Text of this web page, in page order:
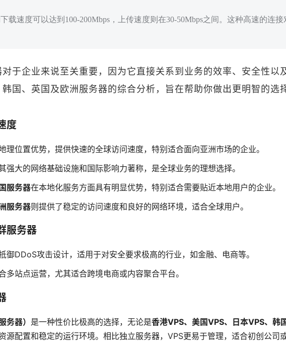
载速度可以达到100-200Mbps，上传速度则在30-50Mbps之间。这种高速的连
于企业来说至关重要，因为它直接关系到业务的效率、安全性以
国、英国及欧洲服务器的综合分析，旨在帮助你做出更明智的选
度
理位置优势，提供快速的全球访问速度，特别适合面向亚洲市场的企业。
强大的网络基础设施和国际影响力著称，是全球业务的理想选择。
服务器在本地化服务方面具有明显优势，特别适合需要贴近本地用户的企业。
服务器则提供了稳定的访问速度和良好的网络环境，适合全球用户。
服务器
御DDoS攻击设计，适用于对安全要求极高的行业，如金融、电商等。
多站点运营，尤其适合跨境电商或内容聚合平台。
务器） 是一种性价比极高的选择，无论是香港VPS、美国VPS、日本VPS、韩
源配置和稳定的运行环境。相比独立服务器，VPS更易于管理，适合初创公司